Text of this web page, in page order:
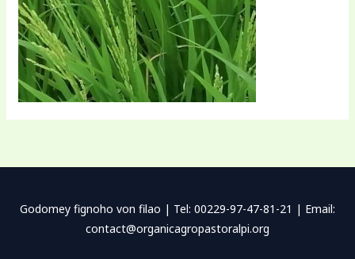
Godomey fignoho von filao | Tel: 00229-97-47-81-21 | Email:
contact@organicagropastoralpi.org